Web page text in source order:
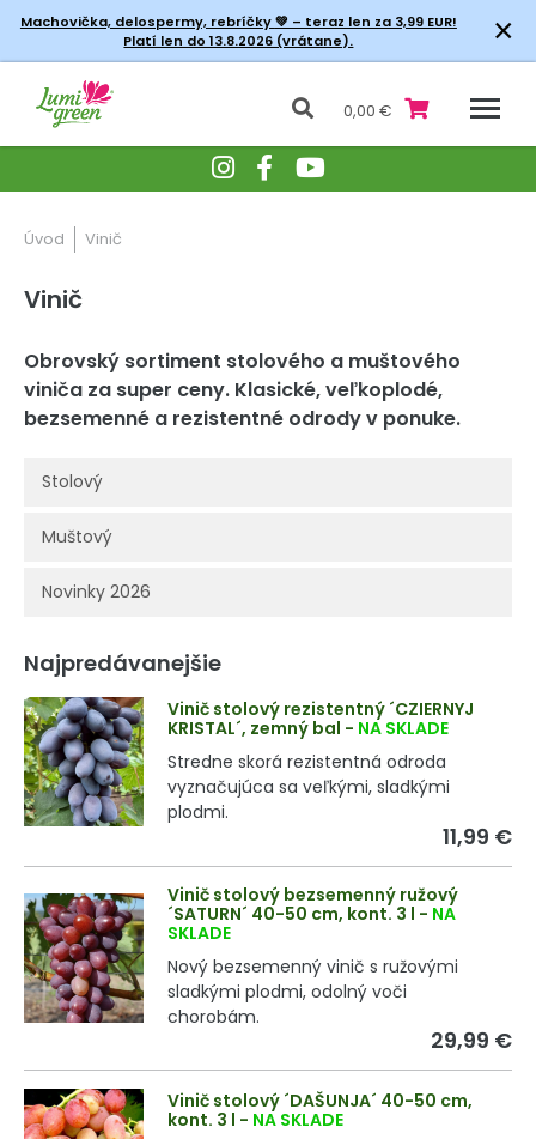
Machovička, delospermy, rebríčky💚 – teraz len za 3,99 EUR!
Platí len do 13.8.2026 (vrátane).
×
0,00 €
Úvod Vinič
Vinič
Obrovský sortiment stolového a muštového
viniča za super ceny. Klasické, veľkoplodé,
bezsemenné a rezistentné odrody v ponuke.
Stolový
Muštový
Novinky 2026
Najpredávanejšie
Vinič stolový rezistentný ´CZIERNYJ
KRISTAL´, zemný bal - NA SKLADE
Stredne skorá rezistentná odroda
vyznačujúca sa veľkými, sladkými
plodmi.
11,99 €
Vinič stolový bezsemenný ružový
´SATURN´ 40-50 cm, kont. 3 l - NA
SKLADE
Nový bezsemenný vinič s ružovými
sladkými plodmi, odolný voči
chorobám.
29,99 €
Vinič stolový ´DAŠUNJA´ 40-50 cm,
kont. 3 l - NA SKLADE